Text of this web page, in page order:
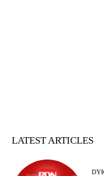
LATEST ARTICLES